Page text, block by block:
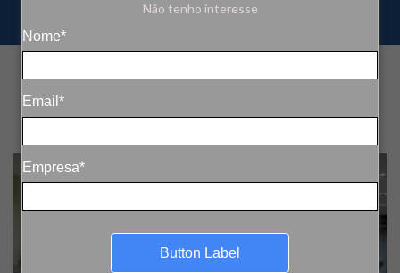
Não tenho interesse
Nome*
Email*
Empresa*
Button Label